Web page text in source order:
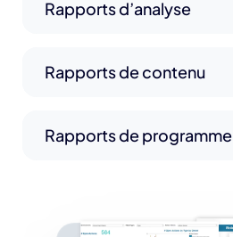
Rapports d’analyse
Rapports de contenu
Rapports de programme